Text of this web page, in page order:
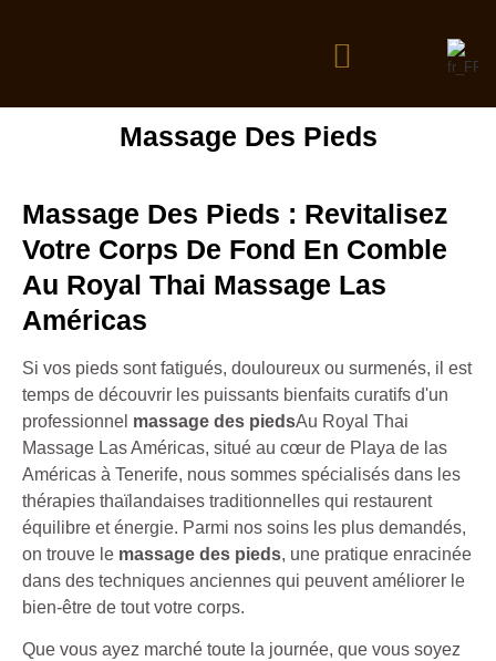
Massage Des Pieds
Massage Des Pieds : Revitalisez
Votre Corps De Fond En Comble
Au Royal Thai Massage Las
Américas
Si vos pieds sont fatigués, douloureux ou surmenés, il est
temps de découvrir les puissants bienfaits curatifs d'un
professionnel massage des piedsAu Royal Thai
Massage Las Américas, situé au cœur de Playa de las
Américas à Tenerife, nous sommes spécialisés dans les
thérapies thaïlandaises traditionnelles qui restaurent
équilibre et énergie. Parmi nos soins les plus demandés,
on trouve le massage des pieds, une pratique enracinée
dans des techniques anciennes qui peuvent améliorer le
bien-être de tout votre corps.
Que vous ayez marché toute la journée, que vous soyez